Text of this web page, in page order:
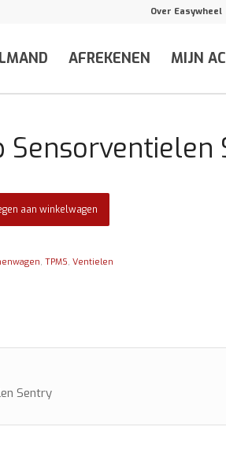
Over Easywheel
AFREKENEN MIJN
Sensorventielen
aan winkelwagen
,TPMS,Ventielen
Sentry